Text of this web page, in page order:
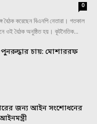
0
করেছেন বিএনপি নেতারা। গতকাল
ওই বৈঠক অনুষ্ঠিত হয়। কূটনৈতিক...
পুনরুদ্ধার চায়: মোশাররফ
জন্য আইন সংশোধনের